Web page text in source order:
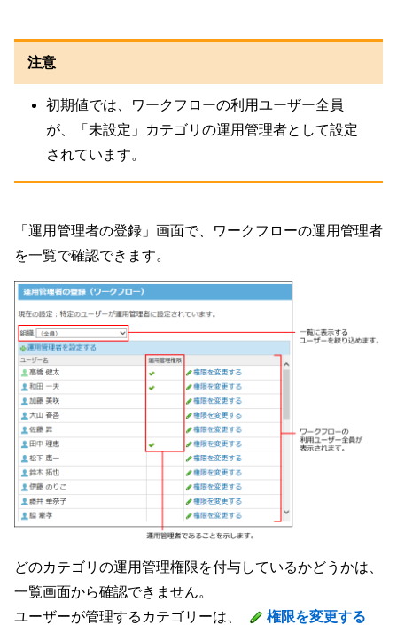
注意
初期値では、ワークフローの利用ユーザー全員
が、「未設定」カテゴリの運用管理者として設定
されています。
「運用管理者の登録」画面で、ワークフローの運用管理者
を一覧で確認できます。
どのカテゴリの運用管理権限を付与しているかどうかは、
一覧画面から確認できません。
ユーザーが管理するカテゴリーは、
権限を変更する